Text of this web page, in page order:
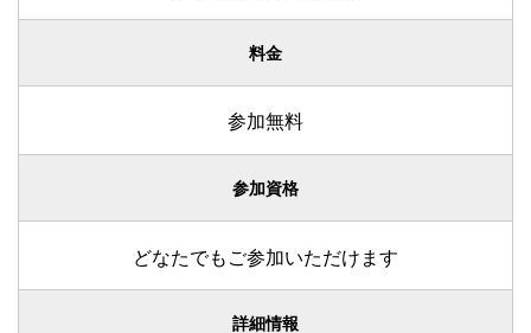
料金
参加無料
参加資格
どなたでもご参加いただけます
詳細情報